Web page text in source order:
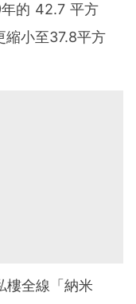
的 42.7 平方
小至37.8平方
樓全線「納米